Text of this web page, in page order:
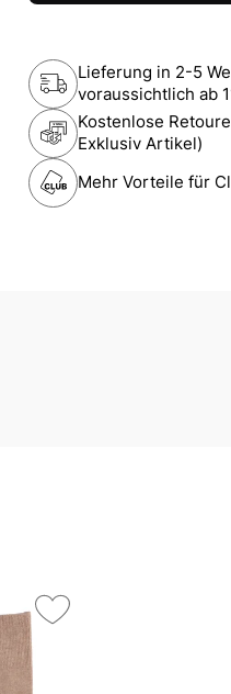
Lieferung in 2-5
voraussichtlich ab
Kostenlose
Exklusiv Artikel)
Mehr Vorteile für